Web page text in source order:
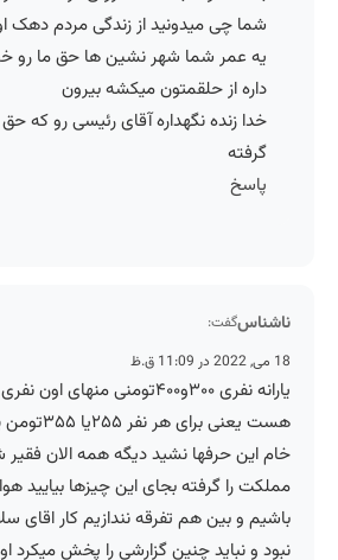
شما چی میدونید از زندگی مردم دهک
یه عمر شما شهر نشین ها حق ما رو
داره از حلقمتون میکشه بیرون
خدا زنده نگهداره آقای رئیسی رو که
گرفته
پاسخ
ناشناسگفت:
18 می, 2022 در 11:09 ق.ظ
هست یعنی
خام این حرفها نشید دیگه همه الان
مملکت را گرفته بجای این چیزها بیایید
باشیم و بین هم تفرقه نندازیم کار اقای
نبود و نباید چنین گزارشی را پخش